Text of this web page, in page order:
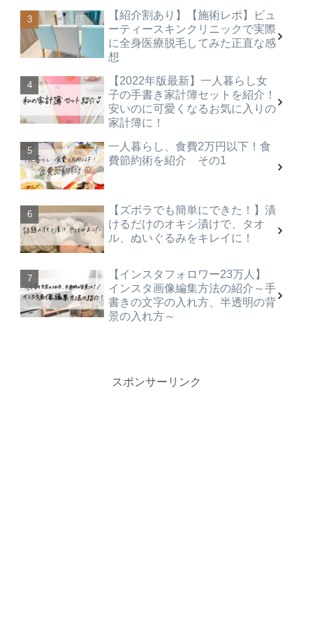
【紹介割あり】【施術レポ】ビュ
ーティースキンクリニックで実際
に全身医療脱毛してみた正直な感
想
【2022年版最新】一人暮らし女
子の手書き家計簿セットを紹介！
安いのに可愛くなるお気に入りの
家計簿に！
一人暮らし、食費2万円以下！食
費節約術を紹介 その1
【ズボラでも簡単にできた！】漬
けるだけのオキシ漬けで、タオ
ル、ぬいぐるみをキレイに！
【インスタフォロワー23万人】
インスタ画像編集方法の紹介～手
書きの文字の入れ方、半透明の背
景の入れ方～
スポンサーリンク